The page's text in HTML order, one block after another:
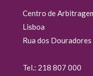
Centro de
Lisboa
Rua dos
Tel.: 218 807 000